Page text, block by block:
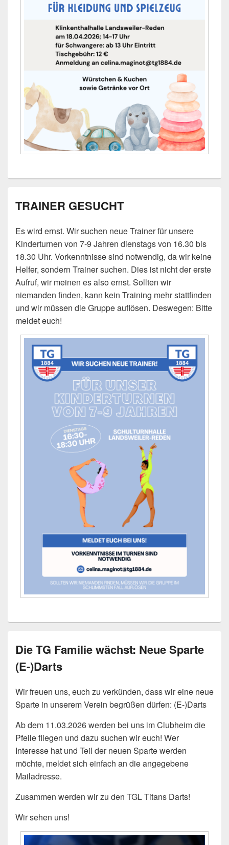
TRAINER GESUCHT
Es wird ernst. Wir suchen neue Trainer für unsere
Kinderturnen von 7-9 Jahren dienstags von 16.30 bis
18.30 Uhr. Vorkenntnisse sind notwendig, da wir keine
Helfer, sondern Trainer suchen. Dies ist nicht der erste
Aufruf, wir meinen es also ernst. Sollten wir
niemanden finden, kann kein Training mehr stattfinden
und wir müssen die Gruppe auflösen. Deswegen: Bitte
meldet euch!
Die TG Familie wächst: Neue Sparte
(E-)Darts
Wir freuen uns, euch zu verkünden, dass wir eine neue
Sparte in unserem Verein begrüßen dürfen: (E-)Darts
Ab dem 11.03.2026 werden bei uns im Clubheim die
Pfeile fliegen und dazu suchen wir euch! Wer
Interesse hat und Teil der neuen Sparte werden
möchte, meldet sich einfach an die angegebene
Mailadresse.
Zusammen werden wir zu den TGL Titans Darts!
Wir sehen uns!